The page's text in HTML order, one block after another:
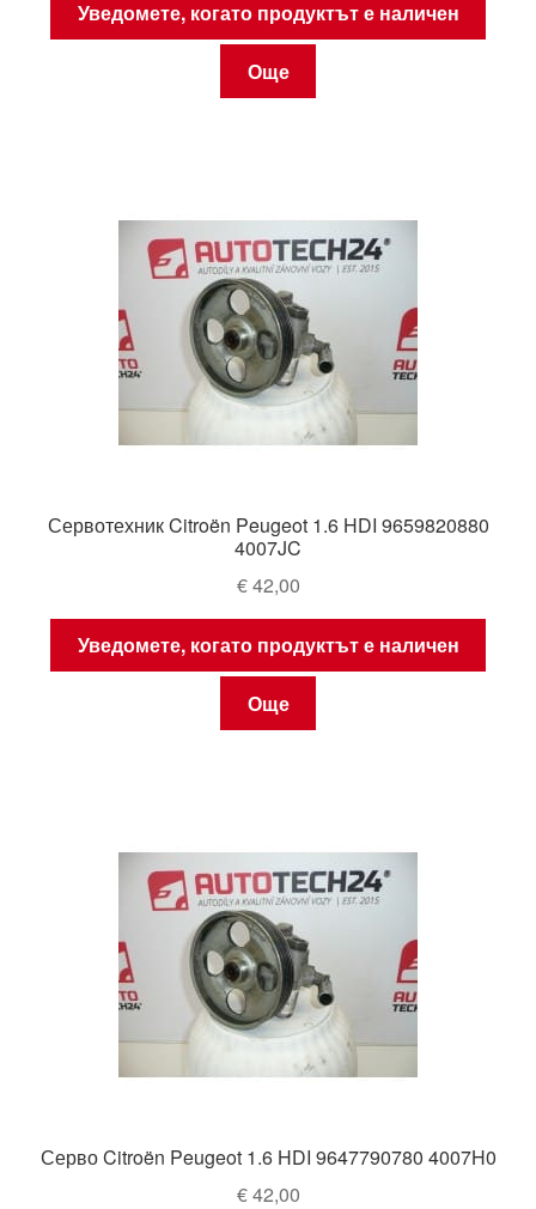
Уведомете, когато продуктът е наличен
Още
Сервотехник Citroën Peugeot 1.6 HDI 9659820880
4007JC
€42,00
Уведомете, когато продуктът е наличен
Още
Серво Citroën Peugeot 1.6 HDI 9647790780 4007H0
€42,00